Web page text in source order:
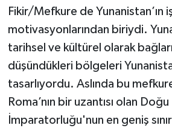
Fikir/Mefkure de Yunanistan’ın
motivasyonlarından biriydi.
tarihsel ve kültürel olarak
düşündükleri bölgeleri
tasarlıyordu. Aslında bu
Roma’nın bir uzantısı olan
İmparatorluğu'nun en geniş